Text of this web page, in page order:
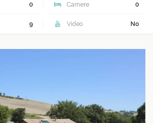
0 Camere 0
9 Video No